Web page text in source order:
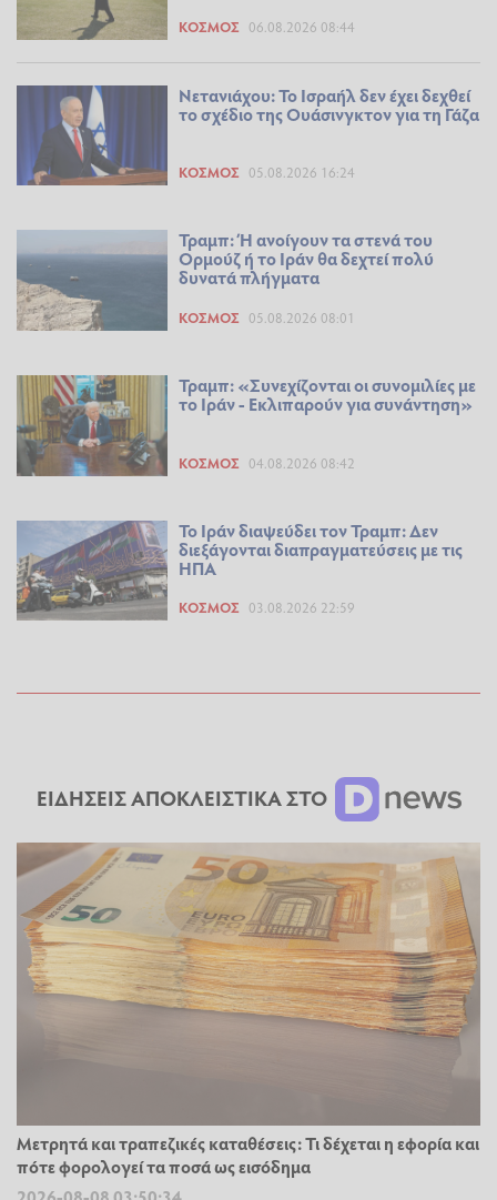
ΚΌΣΜΟΣ 06.08.2026 08:44
Νετανιάχου: Το Ισραήλ δεν έχει δεχθεί
το σχέδιο της Ουάσινγκτον για τη Γάζα
ΚΌΣΜΟΣ 05.08.2026 16:24
Τραμπ: Ή ανοίγουν τα στενά του
Ορμούζ ή το Ιράν θα δεχτεί πολύ
δυνατά πλήγματα
ΚΌΣΜΟΣ 05.08.2026 08:01
Τραμπ: «Συνεχίζονται οι συνομιλίες με
το Ιράν - Εκλιπαρούν για συνάντηση»
ΚΌΣΜΟΣ 04.08.2026 08:42
Το Ιράν διαψεύδει τον Τραμπ: Δεν
διεξάγονται διαπραγματεύσεις με τις
ΗΠΑ
ΚΌΣΜΟΣ 03.08.2026 22:59
ΕΙΔΗΣΕΙΣ ΑΠΟΚΛΕΙΣΤΙΚΑ ΣΤΟ
Μετρητά και τραπεζικές καταθέσεις: Τι δέχεται η εφορία και
πότε φορολογεί τα ποσά ως εισόδημα